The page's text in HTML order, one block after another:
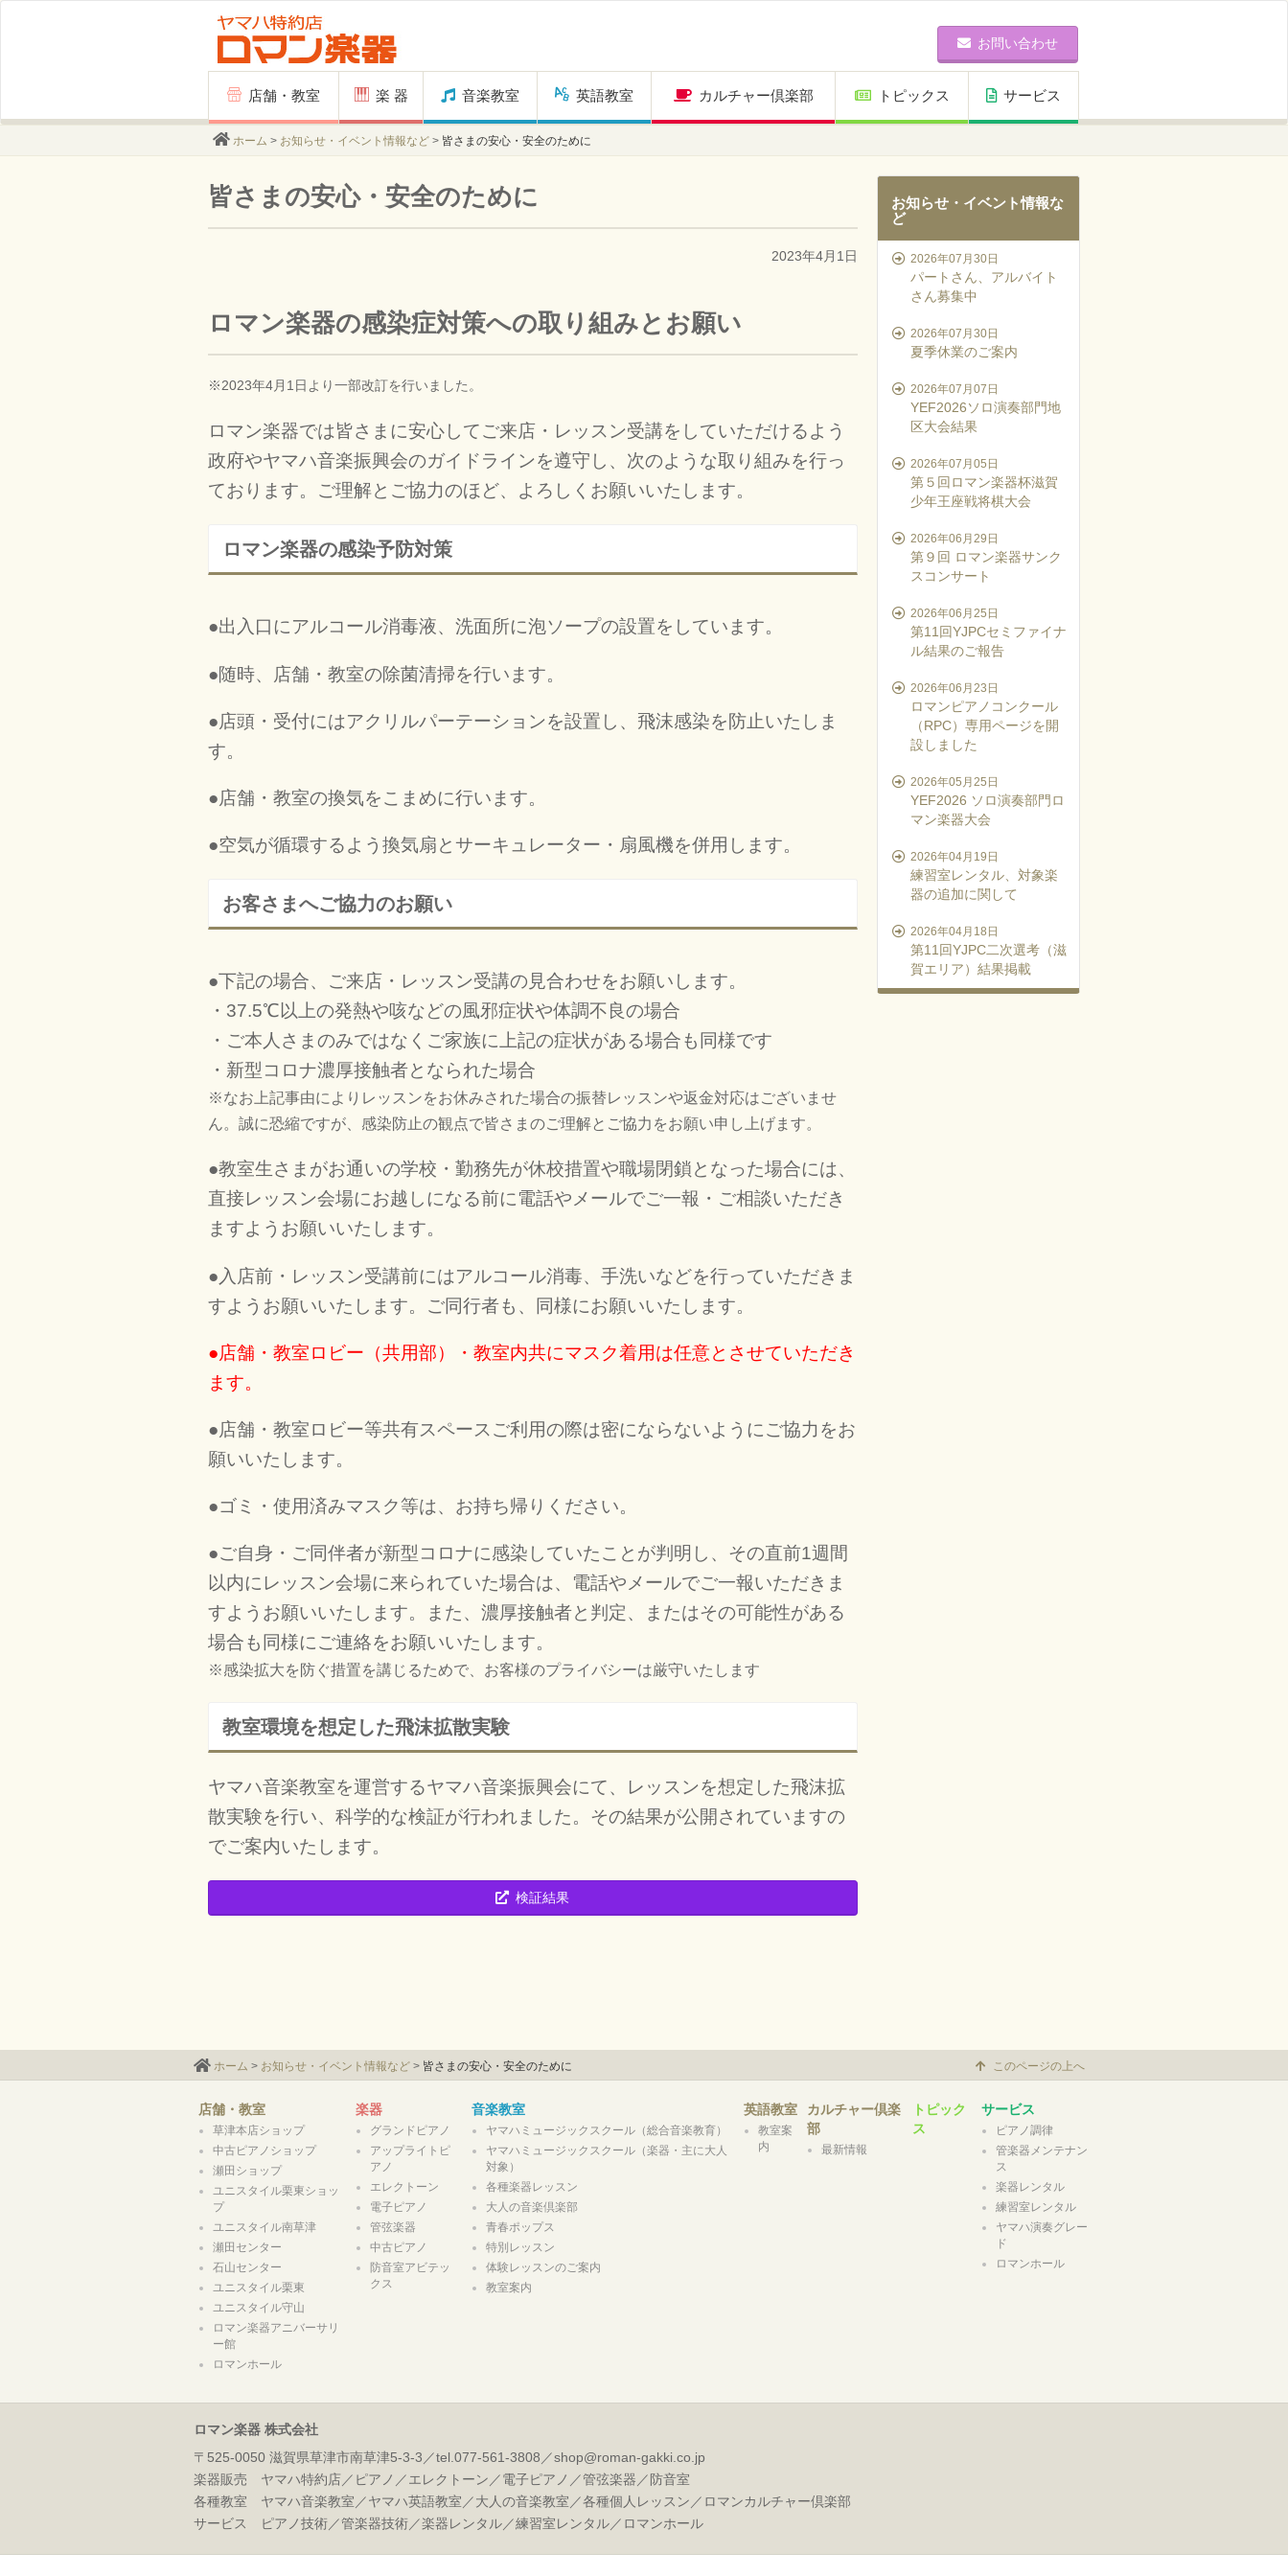
お問い合わせ
content
店舗・教室 楽 器 音楽教室 英語教室 カルチャー倶楽部 トピックス サービス
ホーム > お知らせ・イベント情報など> 皆さまの安心・安全のために
お知らせ・イベント情報な
ど
2026年07月30日
パートさん、アルバイト
さん募集中
2026年07月30日
夏季休業のご案内
2026年07月07日
YEF2026ソロ演奏部門地
区大会結果
2026年07月05日
第５回ロマン楽器杯滋賀
少年王座戦将棋大会
2026年06月29日
第９回 ロマン楽器サンク
スコンサート
2026年06月25日
第11回YJPCセミファイナ
ル結果のご報告
2026年06月23日
ロマンピアノコンクール
（RPC）専用ページを開
設しました
2026年05月25日
YEF2026 ソロ演奏部門ロ
マン楽器大会
2026年04月19日
練習室レンタル、対象楽
器の追加に関して
2026年04月18日
第11回YJPC二次選考（滋
賀エリア）結果掲載
皆さまの安心・安全のために
2023年4月1日
ロマン楽器の感染症対策への取り組みとお願い
※2023年4月1日より一部改訂を行いました。
ロマン楽器では皆さまに安心してご来店・レッスン受講をしていただけるよう
政府やヤマハ音楽振興会のガイドラインを遵守し、次のような取り組みを行っ
ております。ご理解とご協力のほど、よろしくお願いいたします。
ロマン楽器の感染予防対策
●出入口にアルコール消毒液、洗面所に泡ソープの設置をしています。
●随時、店舗・教室の除菌清掃を行います。
●店頭・受付にはアクリルパーテーションを設置し、飛沫感染を防止いたしま
す。
●店舗・教室の換気をこまめに行います。
●空気が循環するよう換気扇とサーキュレーター・扇風機を併用します。
お客さまへご協力のお願い
●下記の場合、ご来店・レッスン受講の見合わせをお願いします。
・37.5℃以上の発熱や咳などの風邪症状や体調不良の場合
・ご本人さまのみではなくご家族に上記の症状がある場合も同様です
・新型コロナ濃厚接触者となられた場合
※なお上記事由によりレッスンをお休みされた場合の振替レッスンや返金対応はございませ
ん。誠に恐縮ですが、感染防止の観点で皆さまのご理解とご協力をお願い申し上げます。
●教室生さまがお通いの学校・勤務先が休校措置や職場閉鎖となった場合には、
直接レッスン会場にお越しになる前に電話やメールでご一報・ご相談いただき
ますようお願いいたします。
●入店前・レッスン受講前にはアルコール消毒、手洗いなどを行っていただきま
すようお願いいたします。ご同行者も、同様にお願いいたします。
●店舗・教室ロビー（共用部）・教室内共にマスク着用は任意とさせていただき
ます。
●店舗・教室ロビー等共有スペースご利用の際は密にならないようにご協力をお
願いいたします。
●ゴミ・使用済みマスク等は、お持ち帰りください。
●ご自身・ご同伴者が新型コロナに感染していたことが判明し、その直前1週間
以内にレッスン会場に来られていた場合は、電話やメールでご一報いただきま
すようお願いいたします。また、濃厚接触者と判定、またはその可能性がある
場合も同様にご連絡をお願いいたします。
※感染拡大を防ぐ措置を講じるためで、お客様のプライバシーは厳守いたします
教室環境を想定した飛沫拡散実験
ヤマハ音楽教室を運営するヤマハ音楽振興会にて、レッスンを想定した飛沫拡
散実験を行い、科学的な検証が行われました。その結果が公開されていますの
でご案内いたします。
検証結果
ホーム > お知らせ・イベント情報など> 皆さまの安心・安全のために このページの上へ
店舗・教室
草津本店ショップ
中古ピアノショップ
瀬田ショップ
ユニスタイル栗東ショッ
プ
ユニスタイル南草津
瀬田センター
石山センター
ユニスタイル栗東
ユニスタイル守山
ロマン楽器アニバーサリ
ー館
ロマンホール
楽器
グランドピアノ
アップライトピ
アノ
エレクトーン
電子ピアノ
管弦楽器
中古ピアノ
防音室アビテッ
クス
音楽教室
ヤマハミュージックスクール（総合音楽教育）
ヤマハミュージックスクール（楽器・主に大人
対象）
各種楽器レッスン
大人の音楽倶楽部
青春ポップス
特別レッスン
体験レッスンのご案内
教室案内
英語教室
教室案
内
カルチャー倶楽
部
最新情報
トピック
ス
サービス
ピアノ調律
管楽器メンテナン
ス
楽器レンタル
練習室レンタル
ヤマハ演奏グレー
ド
ロマンホール
ロマン楽器 株式会社
〒525-0050 滋賀県草津市南草津5-3-3／tel.077-561-3808／shop@roman-gakki.co.jp
楽器販売 ヤマハ特約店／ピアノ／エレクトーン／電子ピアノ／管弦楽器／防音室
各種教室 ヤマハ音楽教室／ヤマハ英語教室／大人の音楽教室／各種個人レッスン／ロマンカルチャー倶楽部
サービス ピアノ技術／管楽器技術／楽器レンタル／練習室レンタル／ロマンホール